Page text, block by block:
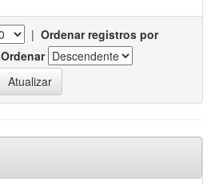
| Ordenar registros por
Ordenar